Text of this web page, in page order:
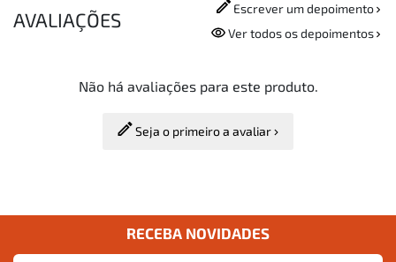
AVALIAÇÕES
Escrever um depoimento
Ver todos os depoimentos
Não há avaliações para este produto.
Seja o primeiro a avaliar
RECEBA NOVIDADES